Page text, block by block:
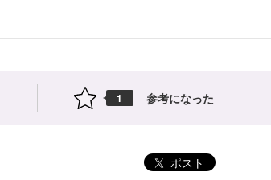
1 参考になった
ポスト